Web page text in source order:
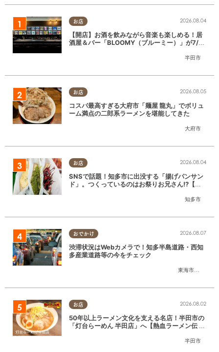
お店
半田市
2026.08.04
【開店】お酒を飲みながら音楽も楽しめる！居
酒屋＆バー「BLOOMY（ブルーミー）」が7/3
お店
大府市
2026.08.05
コスパ最高すぎる大府市「麺屋 龍丸」でボリュ
ーム満点の二郎系ラーメンを堪能してきた
お店
知多市
2026.08.04
SNSで話題！知多市に出没する「揚げパンサン
ド」。つくっているのはお祭りお兄さん!?【ち
おでかけ
東海市大府市
2026.08.07
渋滞状況はWebカメラで！知多半島道路・西知
多産業道路等の今をチェック
お店
半田市
2026.08.02
50年以上ラーメン文化を支える名店！半田市の
「灯台らーめん 半田店」へ【熱血ラーメン伝 8